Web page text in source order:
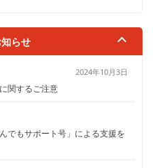
らせ
2024年10月3日
関するご注意
でもサポート号」による支援を